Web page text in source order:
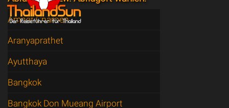
Amnat Charoen
Aranyaprathet
Ayutthaya
Bangkok
Bangkok Don Mueang Airport